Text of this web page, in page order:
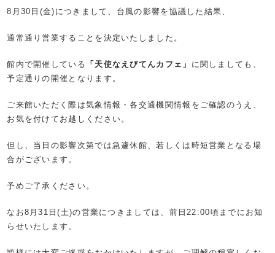
8月30日(金)につきまして、台風の影響を協議した結果、
通常通り営業することを決定いたしました。
館内で開催している 「天使なえびてんカフェ」 に関しましても、
予定通りの開催となります。
ご来館いただく際は気象情報・各交通機関情報をご確認のうえ、
お気を付けてお越しください。
但し、当日の影響次第では急遽休館、若しくは時短営業となる場
合がございます。
予めご了承ください。
なお8月31日(土)の営業につきましては、前日22:00頃までにお知
らせいたします。